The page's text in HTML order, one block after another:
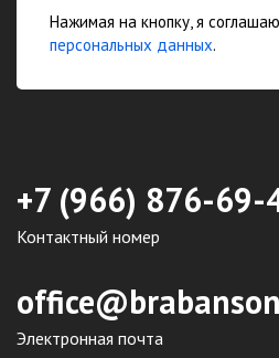
Нажимая на кнопку, я
персональных данных.
+7 (966) 876-69-
Контактный номер
Электронная почта